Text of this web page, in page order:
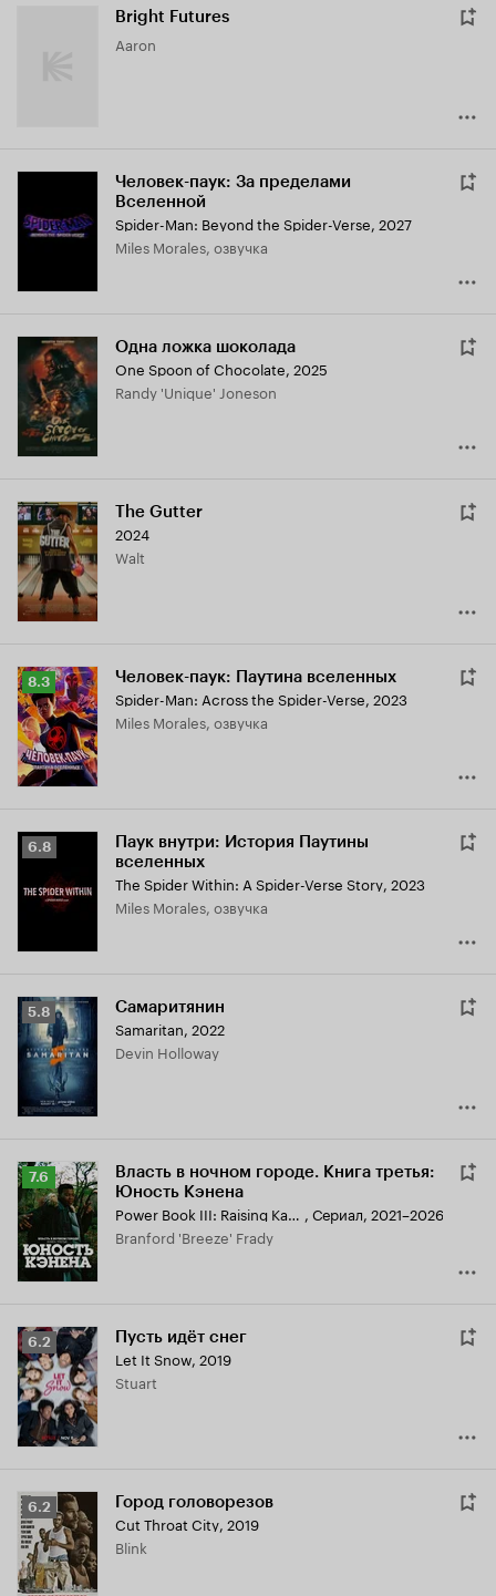
Bright Futures
Aaron
Человек-паук: За пределами
Вселенной
Spider-Man: Beyond the Spider-Verse, 2027
Miles Morales, озвучка
Одна ложка шоколада
One Spoon of Chocolate, 2025
Randy 'Unique' Joneson
The Gutter
2024
Walt
Рейтинг
Кинопоиска
8.3
8.3 Человек-паук: Паутина вселенных
Spider-Man: Across the Spider-Verse, 2023
Miles Morales, озвучка
Рейтинг
6.8
6.8
Паук внутри: История Паутины
вселенных
The Spider Within: A Spider-Verse Story, 2023
Miles Morales, озвучка
Рейтинг
Кинопоиска
5.8
5.8 Самаритянин
Samaritan, 2022
Devin Holloway
Рейтинг
Кинопоиска
7.6
7.6
Власть в ночном городе. Книга третья:
Юность Кэнена
Power Book III: Raising Kanan , Сериал, 2021–2026
Branford 'Breeze' Frady
Рейтинг
Кинопоиска
6.2
6.2 Пусть идёт снег
Let It Snow, 2019
Stuart
Рейтинг
Кинопоиска
6.2
6.2 Город головорезов
Cut Throat City, 2019
Blink